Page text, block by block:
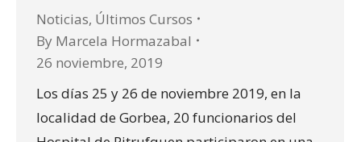
Noticias, Últimos Cursos
By Marcela Hormazabal
26 noviembre, 2019
Los días 25 y 26 de noviembre 2019, en la
localidad de Gorbea, 20 funcionarios del